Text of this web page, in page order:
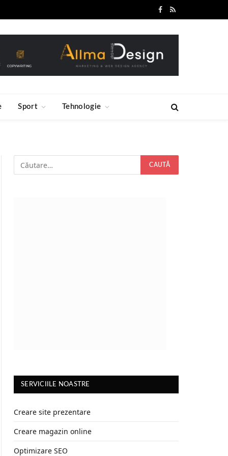
Facebook
RSS
Sport Tehnologie
SERVICIILE NOASTRE
Creare site prezentare
Creare magazin online
Optimizare SEO